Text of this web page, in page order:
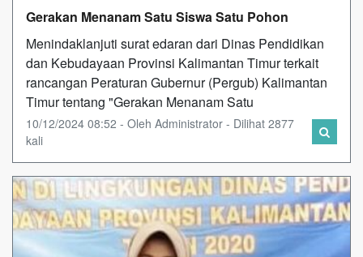
Gerakan Menanam Satu Siswa Satu Pohon
Menindaklanjuti surat edaran dari Dinas Pendidikan
dan Kebudayaan Provinsi Kalimantan Timur terkait
rancangan Peraturan Gubernur (Pergub) Kalimantan
Timur tentang "Gerakan Menanam Satu
10/12/2024 08:52 - Oleh Administrator - Dilihat 2877
kali